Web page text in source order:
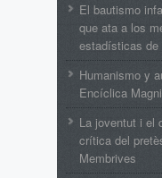
El bautismo
que ata a los
estadísticas de
Humanismo y
Encíclica
La joventut i el
crítica del
Membrives